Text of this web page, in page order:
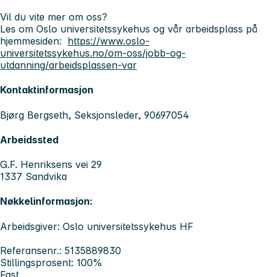
Vil du vite mer om oss?
Les om Oslo universitetssykehus og vår arbeidsplass på
hjemmesiden: https://www.oslo-
universitetssykehus.no/om-oss/jobb-og-
utdanning/arbeidsplassen-var
Kontaktinformasjon
Bjørg Bergseth, Seksjonsleder, 90697054
Arbeidssted
G.F. Henriksens vei 29
1337 Sandvika
Nøkkelinformasjon:
Arbeidsgiver: Oslo universitetssykehus HF
Referansenr.: 5135889830
Stillingsprosent: 100%
Fast